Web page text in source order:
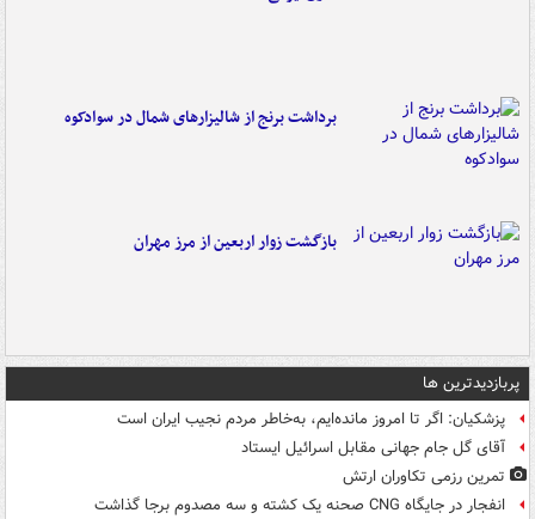
برداشت برنج از شالیزارهای شمال در سوادکوه
بازگشت زوار اربعین از مرز مهران
پربازدیدترین ها
پزشکیان: اگر تا امروز مانده‌ایم، به‌خاطر مردم نجیب ایران است
آقای گل جام جهانی مقابل اسرائیل ایستاد
تمرین رزمی تکاوران ارتش
انفجار در جایگاه CNG صحنه یک کشته و سه مصدوم برجا گذاشت